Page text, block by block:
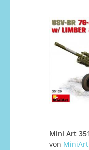
von MiniArt